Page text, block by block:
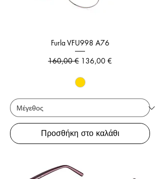
Furla VFU998 A76
Κανονική τιμή
160,00 € Τιμή Έκπτωσης
136,00 €
Προσθήκη στο καλάθι